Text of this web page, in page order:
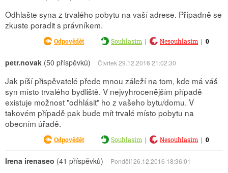
Odhlašte syna z trvalého pobytu na vaší adrese. Případně se
zkuste poradit s právníkem.
Odpovědět Souhlasím | Nesouhlasím | 0
petr.novak (50 příspěvků) Čtvrtek 29.12.2016 21:02:30
Jak píší přispěvatelé přede mnou záleží na tom, kde má váš
syn místo trvalého bydliště. V nejvyhrocenějším případě
existuje možnost "odhlásit" ho z vašeho bytu/domu. V
takovém případě pak bude mít trvalé místo pobytu na
obecním úřadě.
Odpovědět Souhlasím | Nesouhlasím | 0
Irena irenaseo (41 příspěvků) Pondělí 26.12.2016 18:36:01